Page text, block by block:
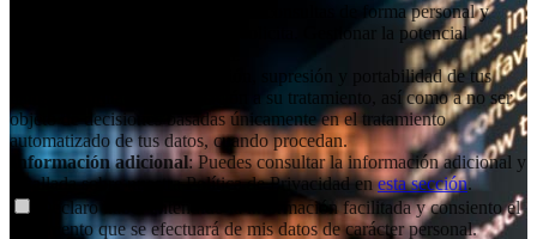
: Atender las consultas de forma personal y
remitir la información que nos solicita. Gestionar la potencial
: Acceso, rectificación, supresión y portabilidad de tus
datos, de limitación y oposición a su tratamiento, así como a no ser
objeto de decisiones basadas únicamente en el tratamiento
automatizado de tus datos, cuando procedan.
Información adicional: Puedes consultar la información adicional y
detallada sobre nuestra Política de Privacidad enesta sección.
Declaro haber entendido la información facilitada y consiento el
tratamiento que se efectuará de mis datos de carácter personal.